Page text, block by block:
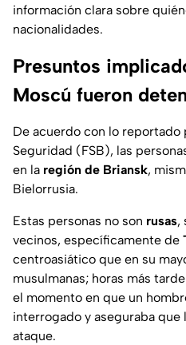
información clara sobre
nacionalidades.
Presuntos
Moscú fueron
De acuerdo con lo reportado
Seguridad (FSB), las
en la región de Briansk,
Bielorrusia.
Estas personas no son rusas,
vecinos, específicamente de
centroasiático que en su
musulmanas; horas más
el momento en que un
interrogado y aseguraba
ataque.